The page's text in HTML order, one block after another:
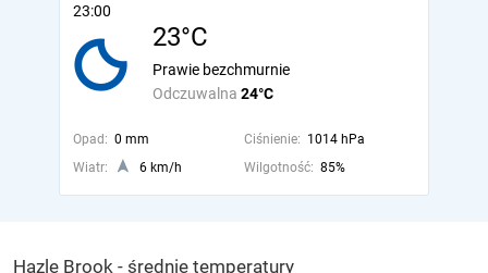
23:00
23°C
Odczuwalna 24°C
Prawie bezchmurnie
Opad: 0 mm Ciśnienie: 1014 hPa
Wiatr:
6 km/h Wilgotność: 85%
Hazle Brook - średnie temperatury